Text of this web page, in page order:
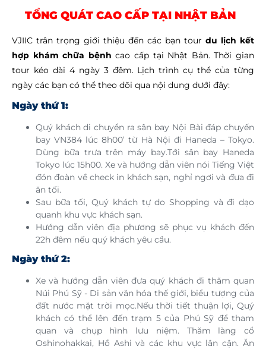
TỔNG QUÁT CAO CẤP TẠI NHẬT BẢN
VJIIC trân trọng giới thiệu đến các bạn tour du lịch kết
hợp khám chữa bệnh cao cấp tại Nhật Bản. Thời gian
tour kéo dài 4 ngày 3 đêm. Lịch trình cụ thể của từng
ngày các bạn có thể theo dõi qua nội dung dưới đây:
Ngày thứ 1:
Quý khách di chuyển ra sân bay Nội Bài đáp chuyến
bay VN384 lúc 8h00’ từ Hà Nội đi Haneda – Tokyo.
Dùng bữa trưa trên máy bay.Tới sân bay Haneda
Tokyo lúc 15h00. Xe và hướng dẫn viên nói Tiếng Việt
đón đoàn về check in khách sạn, nghỉ ngơi và đưa đi
ăn tối.
Sau bữa tối, Quý khách tự do Shopping và đi dạo
quanh khu vực khách sạn.
Hướng dẫn viên địa phương sẽ phục vụ khách đến
22h đêm nếu quý khách yêu cầu.
Ngày thứ 2:
Xe và hướng dẫn viên đưa quý khách đi thăm quan
Núi Phú Sỹ - Di sản văn hóa thế giới, biểu tượng của
đất nước mặt trời mọc.Nếu thời tiết thuận lợi, Quý
khách có thể lên đến trạm 5 của Phú Sỹ để tham
quan và chụp hình lưu niệm. Thăm làng cổ
Oshinohakkai, Hồ Ashi và các khu vực lân cận. Ăn